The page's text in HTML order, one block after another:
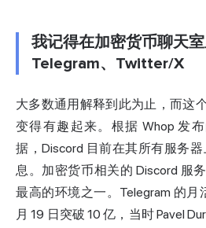
我记得在加密货币聊天室
Telegram、Twitter/X
大多数通用解释到此为止，而这
变得有趣起来。根据 Whop 发
据，Discord 目前在其所有服务
息。加密货币相关的 Discord 服
最高的环境之一。Telegram 的
月 19 日突破 10 亿，当时 Pavel